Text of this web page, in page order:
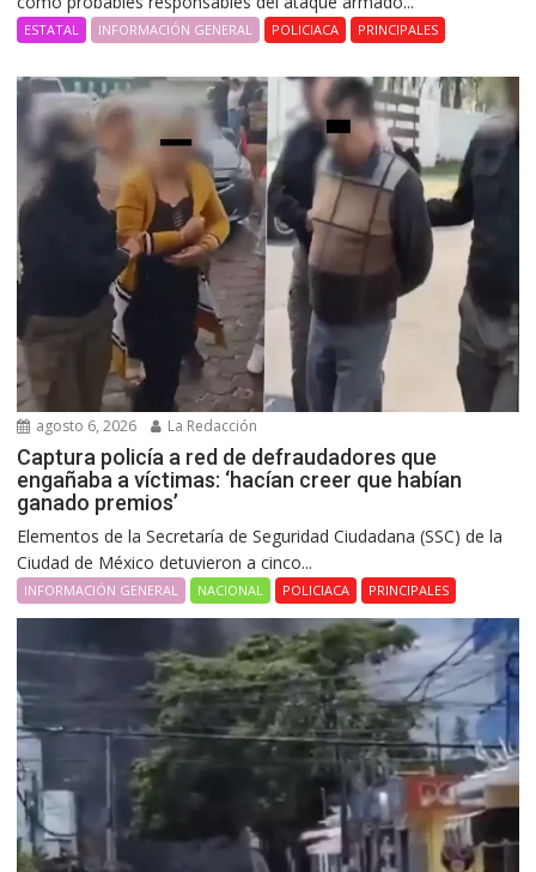
ESTATAL INFORMACIÓN GENERAL POLICIACA PRINCIPALES
agosto 6, 2026 La Redacción
Captura policía a red de defraudadores que
engañaba a víctimas: ‘hacían creer que habían
ganado premios’
Elementos de la Secretaría de Seguridad Ciudadana (SSC) de la
Ciudad de México detuvieron a cinco...
INFORMACIÓN GENERAL NACIONAL POLICIACA PRINCIPALES